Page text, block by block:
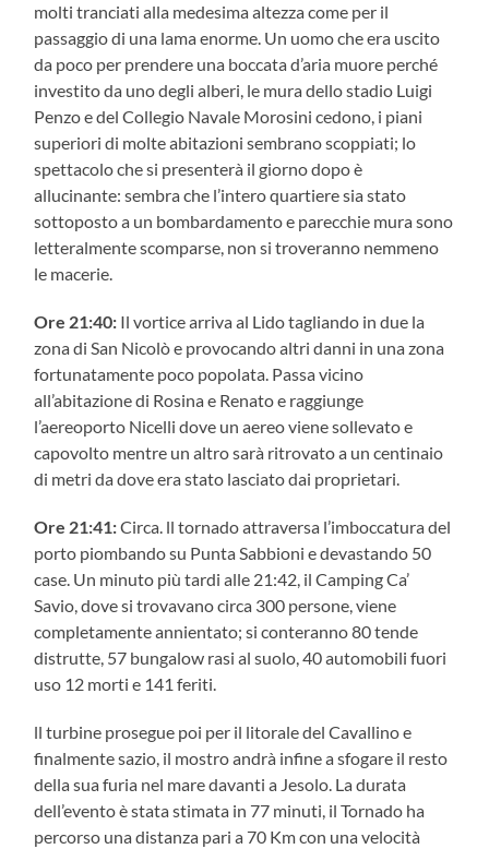
molti tranciati alla medesima altezza come per il
passaggio di una lama enorme. Un uomo che era uscito
da poco per prendere una boccata d’aria muore perché
investito da uno degli alberi, le mura dello stadio Luigi
Penzo e del Collegio Navale Morosini cedono, i piani
superiori di molte abitazioni sembrano scoppiati; lo
spettacolo che si presenterà il giorno dopo è
allucinante: sembra che l’intero quartiere sia stato
sottoposto a un bombardamento e parecchie mura sono
letteralmente scomparse, non si troveranno nemmeno
le macerie.
Ore 21:40: Il vortice arriva al Lido tagliando in due la
zona di San Nicolò e provocando altri danni in una zona
fortunatamente poco popolata. Passa vicino
all’abitazione di Rosina e Renato e raggiunge
l’aereoporto Nicelli dove un aereo viene sollevato e
capovolto mentre un altro sarà ritrovato a un centinaio
di metri da dove era stato lasciato dai proprietari.
Ore 21:41:Circa. ll tornado attraversa l’imboccatura del
porto piombando su Punta Sabbioni e devastando 50
case. Un minuto più tardi alle 21:42, il Camping Ca’
Savio, dove si trovavano circa 300 persone, viene
completamente annientato; si conteranno 80 tende
distrutte, 57 bungalow rasi al suolo, 40 automobili fuori
uso 12 morti e 141 feriti.
ll turbine prosegue poi per il litorale del Cavallino e
finalmente sazio, il mostro andrà infine a sfogare il resto
della sua furia nel mare davanti a Jesolo. La durata
dell’evento è stata stimata in 77 minuti, il Tornado ha
percorso una distanza pari a 70 Km con una velocità